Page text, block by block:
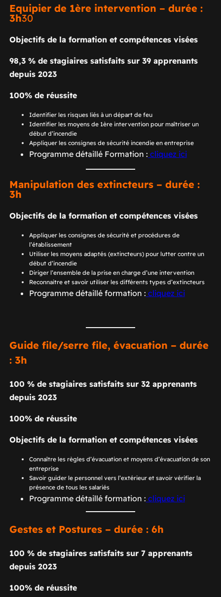
Equipier de 1ère intervention – durée :
3h30
Objectifs de la formation et compétences visées
98,3 % de stagiaires satisfaits sur 39 apprenants
depuis 2023
100% de réussite
Identifier les risques liés à un départ de feu
Identifier les moyens de 1ère intervention pour maîtriser un
début d’incendie
Appliquer les consignes de sécurité incendie en entreprise
Programme détaillé Formation : cliquez ici
Manipulation des extincteurs – durée :
3h
Objectifs de la formation et compétences visées
Appliquer les consignes de sécurité et procédures de
l’établissement
Utiliser les moyens adaptés (extincteurs) pour lutter contre un
début d’incendie
Diriger l’ensemble de la prise en charge d’une intervention
Reconnaitre et savoir utiliser les différents types d’extincteurs
Programme détaillé formation : cliquez ici
Guide file/serre file, évacuation – durée
: 3h
100 % de stagiaires satisfaits sur 32 apprenants
depuis 2023
100% de réussite
Objectifs de la formation et compétences visées
Connaître les règles d’évacuation et moyens d’évacuation de son
entreprise
Savoir guider le personnel vers l’extérieur et savoir vérifier la
présence de tous les salariés
Programme détaillé formation : cliquez ici
Gestes et Postures – durée : 6h
100 % de stagiaires satisfaits sur 7 apprenants
depuis 2023
100% de réussite